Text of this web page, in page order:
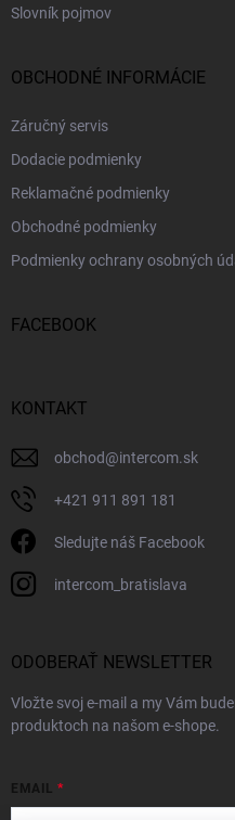
Slovník pojmov
OBCHODNÉ INFORMÁCIE
Záručný servis
Dodacie podmienky
Reklamačné podmienky
Obchodné podmienky
Podmienky ochrany osobných
FACEBOOK
KONTAKT
obchod@intercom.sk
+421 911 891 181
Sledujte náš Facebook
intercom_bratislava
ODOBERAŤ NEWSLETTER
Vložte svoj e-mail a my Vám
produktoch na našom e-shope.
EMAIL